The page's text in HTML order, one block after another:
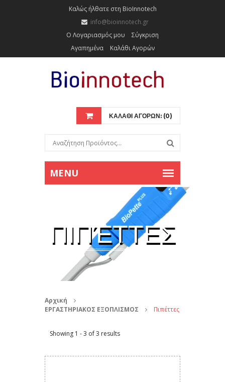
Καλώς ήλθατε στη BioInnotech
info@bioinnotech.gr
Ο Λογαριασμός μου
Σύγκριση
Αγαπημένα
Καλάθι Αγορών
ΚΑΛΑΘΙ ΑΓΟΡΩΝ: (0)
ΠΙΠΈΤΤΕΣ
Αρχική
ΕΡΓΑΣΤΗΡΙΑΚΟΣ ΕΞΟΠΛΙΣΜΟΣ
Πιπέττες
Showing 1 - 3 of 3 results